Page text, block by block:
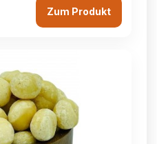
Zum Produkt